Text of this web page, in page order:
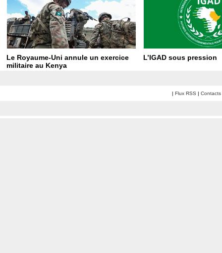
Le Royaume-Uni annule un exercice
militaire au Kenya
L’IGAD sous pression
| Flux RSS | Contacts